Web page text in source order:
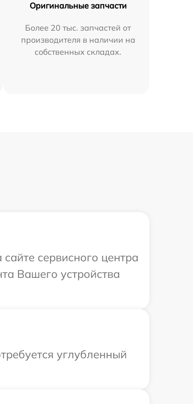
Оригинальные запчасти
Более 20 тыс. запчастей от
производителя в наличии на
собственных складах.
сервисного центра
Вашего устройства
углубленный